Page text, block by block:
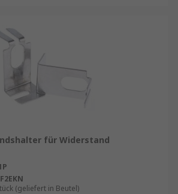
für Widerstand
(geliefert in Beutel)